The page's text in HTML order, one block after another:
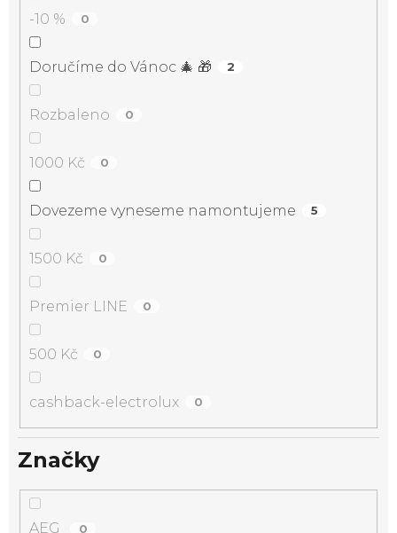
-10 % 0
Doručíme do Vánoc 🎄 🎁 2
Rozbaleno 0
1000 Kč 0
Dovezeme vyneseme namontujeme 5
1500 Kč 0
Premier LINE 0
500 Kč 0
cashback-electrolux 0
Značky
AEG 0